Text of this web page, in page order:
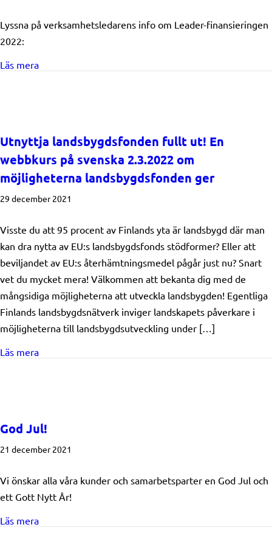
Lyssna på verksamhetsledarens info om Leader-finansieringen
2022:
Läs meraabout Leader-finansiering 2022
Utnyttja landsbygdsfonden fullt ut! En
webbkurs på svenska 2.3.2022 om
möjligheterna landsbygdsfonden ger
29 december 2021
Visste du att 95 procent av Finlands yta är landsbygd där man
kan dra nytta av EU:s landsbygdsfonds stödformer? Eller att
beviljandet av EU:s återhämtningsmedel pågår just nu? Snart
vet du mycket mera! Välkommen att bekanta dig med de
mångsidiga möjligheterna att utveckla landsbygden! Egentliga
Finlands landsbygdsnätverk inviger landskapets påverkare i
möjligheterna till landsbygdsutveckling under […]
Läs meraabout Utnyttja landsbygdsfonden fullt ut! En
God Jul!
21 december 2021
Vi önskar alla våra kunder och samarbetsparter en God Jul och
ett Gott Nytt År!
Läs meraabout God Jul!